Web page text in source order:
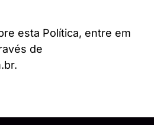
esta Política, entre em
de